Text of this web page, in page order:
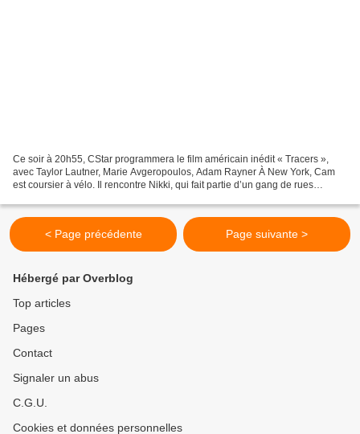
Ce soir à 20h55, CStar programmera le film américain inédit « Tracers »,
avec Taylor Lautner, Marie Avgeropoulos, Adam Rayner À New York, Cam
est coursier à vélo. Il rencontre Nikki, qui fait partie d’un gang de rues
< Page précédente Page suivante >
Hébergé par Overblog
Top articles
Pages
Contact
Signaler un abus
C.G.U.
Cookies et données personnelles